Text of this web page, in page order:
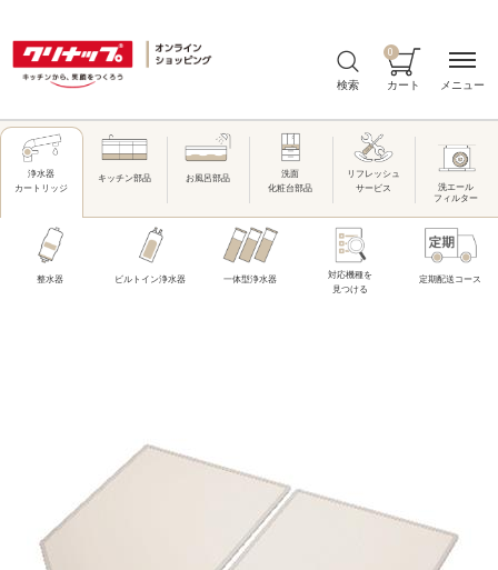
検索 カート
0
浄水器
カートリッジ
キッチン部品 お風呂部品
洗面
化粧台部品
リフレッシュ
サービス
洗エール
フィルター
整水器 ビルトイン浄水器 一体型浄水器
対応機種を
見つける
定期配送コース
メニュー